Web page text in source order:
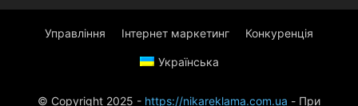
Управління Інтернет маркетинг Конкуренція
Українська
© Copyright 2025 - https://nikareklama.com.ua - При